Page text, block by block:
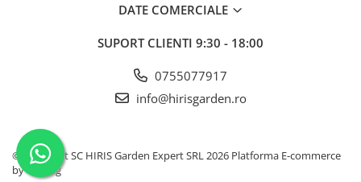
DATE COMERCIALE
SUPORT CLIENTI 9:30 - 18:00
0755077917
info@hirisgarden.ro
©Copyright SC HIRIS Garden Expert SRL 2026 Platforma E-commerce
by Gomag